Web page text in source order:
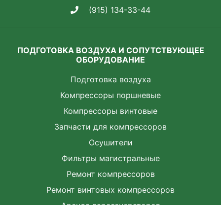
(915) 134-33-44
ПОДГОТОВКА ВОЗДУХА И СОПУТСТВУЮЩЕЕ
ОБОРУДОВАНИЕ
Подготовка воздуха
Компрессоры поршневые
Компрессоры винтовые
Запчасти для компрессоров
Осушители
Фильтры магистральные
Ремонт компрессоров
Ремонт винтовых компрессоров